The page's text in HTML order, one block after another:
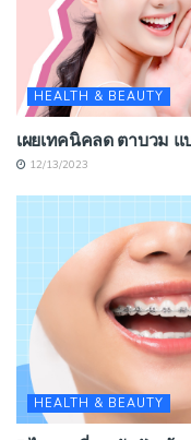
HEALTH & BEAUTY
เผยเทคนิคลด ตาบวม แ
12/13/2023
HEALTH & BEAUTY